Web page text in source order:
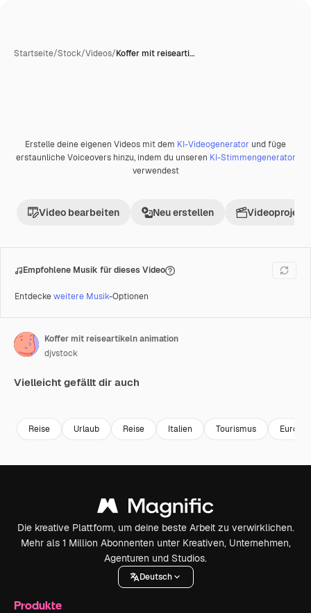
Startseite/Stock/Videos/Koffer mit reisearti…
Premium
Erstelle deine eigenen Videos mit dem KI-Videogenerator und füge
erstaunliche Voiceovers hinzu, indem du unseren KI-Stimmengenerator
verwendest
Video bearbeiten Neu erstellen Videoprojekt
Empfohlene Musik für dieses Video
Entdeckeweitere Musik-Optionen
Koffer mit reiseartikeln animation
djvstock
Vielleicht gefällt dir auch
Reise Urlaub Reise Italien Tourismus Europa
Die kreative Plattform, um deine beste Arbeit zu verwirklichen.
Mehr als 1 Million Abonnenten unter Kreativen, Unternehmen,
Agenturen und Studios.
Deutsch
Produkte